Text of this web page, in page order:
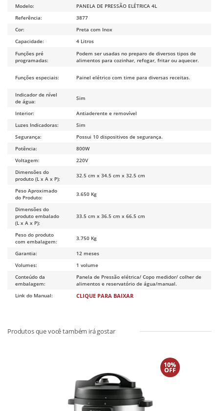
Modelo:
PANELA DE PRESSÃO ELÉTRICA 4L
Referência:
3877
Cor:
Preta com Inox
Capacidade:
4 Litros
Funções pré
programadas:
Podem ser usadas no preparo de diversos tipos de
alimentos para cozinhar, refogar, fritar ou aquecer.
Funções especiais: Painel elétrico com time para diversas receitas.
Indicador de nível
de água:
Sim
Interior:
Antiaderente e removível
Luzes Indicadoras:
Sim
Segurança:
Possui 10 dispositivos de segurança.
Potência:
800W
Voltagem:
220V
Dimensões do
produto (L x A x P):
32.5 cm x 34.5 cm x 32.5 cm
Peso Aproximado
do Produto:
3.650 Kg
Dimensões do
produto embalado
(L x A x P):
33.5 cm x 36.5 cm x 66.5 cm
Peso do produto
com embalagem:
3.750 Kg
Garantia:
12 meses
Volumes:
1 volume
Conteúdo da
embalagem:
Panela de Pressão elétrica/ Copo medidor/ colher de
alimentos e reservatório de água/manual.
Link do Manual:
CLIQUE PARA BAIXAR
10%
OFF